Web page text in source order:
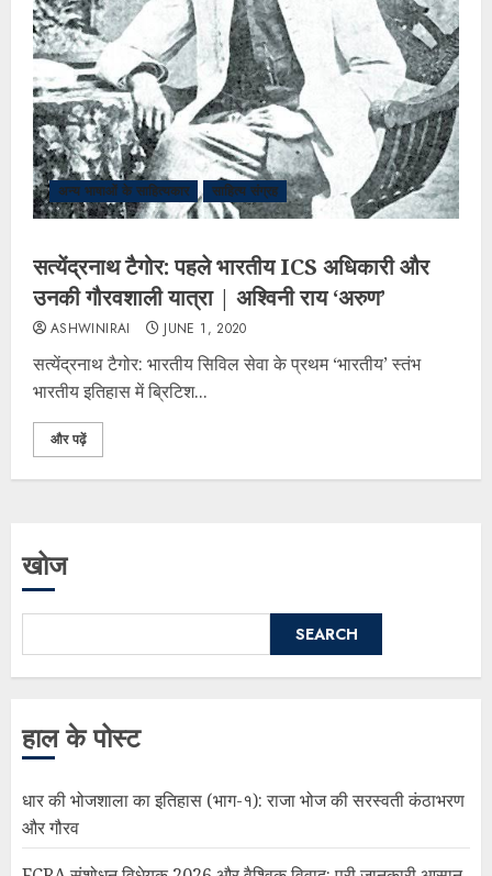
अन्य भाषाओं के साहित्यकार साहित्य संग्रह
सत्येंद्रनाथ टैगोर: पहले भारतीय ICS अधिकारी और
उनकी गौरवशाली यात्रा | अश्विनी राय ‘अरुण’
ASHWINIRAI JUNE 1, 2020
सत्येंद्रनाथ टैगोर: भारतीय सिविल सेवा के प्रथम ‘भारतीय’ स्तंभ ​
भारतीय इतिहास में ब्रिटिश...
और पढ़ें
खोज
SEARCH
हाल के पोस्ट
धार की भोजशाला का इतिहास (भाग-१): राजा भोज की सरस्वती कंठाभरण
और गौरव